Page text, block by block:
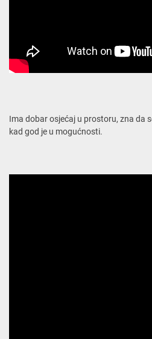
Ima dobar osjećaj u prostoru, zna da
kad god je u mogućnosti.